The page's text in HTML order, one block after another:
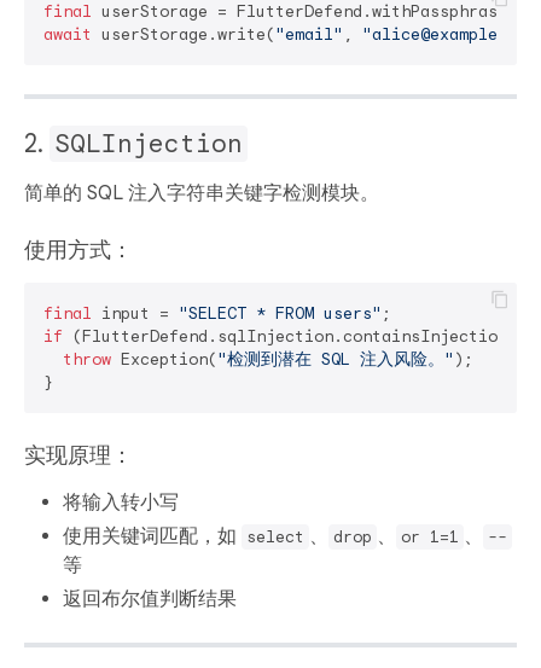
final userStorage = FlutterDefend.withPassphrase(
await userStorage.write("email" ,
2. SQLInjection
简单的 SQL 注入字符串关键字检测模块。
使用方式：
final input = "SELECT * FROM users"
if
throw Exception("检测到潜在 SQL 注入风险。" );
实现原理：
将输入转小写
使用关键词匹配，如 select 、 drop 、 or 1=1 、 --
等
返回布尔值判断结果